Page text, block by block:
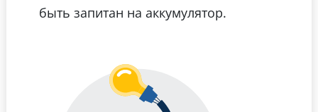
быть запитан на аккумулятор.